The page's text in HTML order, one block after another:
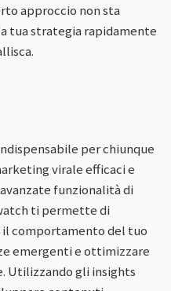
approccio non sta
tua strategia rapidamente
per chiunque
virale efficaci e
funzionalità di
ti permette di
comportamento del tuo
emergenti e ottimizzare
Utilizzando gli insights